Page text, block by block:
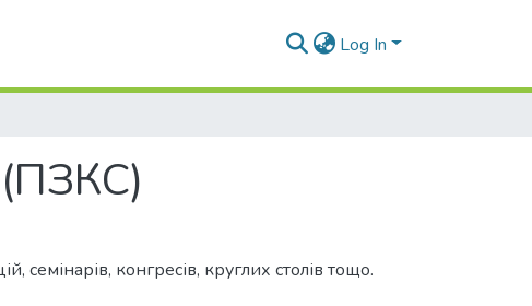
Log In
(ПЗКС)
семінарів, конгресів, круглих столів тощо.